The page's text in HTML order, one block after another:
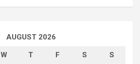
AUGUST 2026
W T F S S